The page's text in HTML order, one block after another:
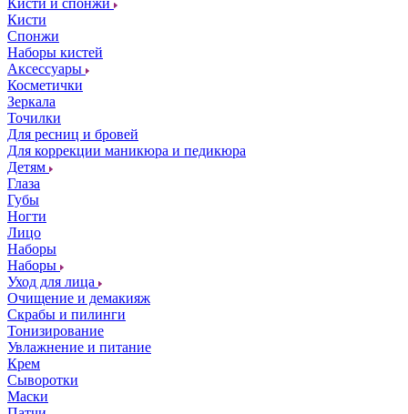
Кисти и спонжи
Кисти
Спонжи
Наборы кистей
Аксессуары
Косметички
Зеркала
Точилки
Для ресниц и бровей
Для коррекции маникюра и педикюра
Детям
Глаза
Губы
Ногти
Лицо
Наборы
Наборы
Уход для лица
Очищение и демакияж
Скрабы и пилинги
Тонизирование
Увлажнение и питание
Крем
Сыворотки
Маски